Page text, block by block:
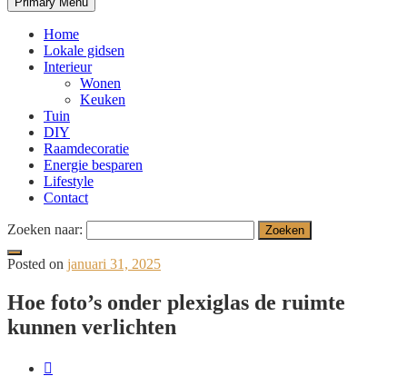
Home
Lokale gidsen
Interieur
Wonen
Keuken
Tuin
DIY
Raamdecoratie
Energie besparen
Lifestyle
Contact
Zoeken naar:
Posted on januari 31, 2025
Hoe foto’s onder plexiglas de ruimte
kunnen verlichten